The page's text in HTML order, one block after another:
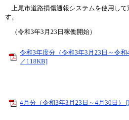
上尾市道路損傷通報システムを使用して
す。
（令和3年3月23日稼働開始）
令和3年度分（令和3年3月23日～令
／118KB]
4月分（令和3年3月23日～4月30日）